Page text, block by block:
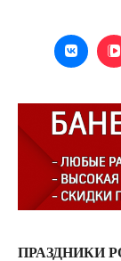
ПРАЗДНИКИ